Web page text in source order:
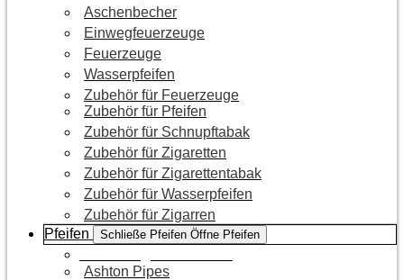
Aschenbecher
Einwegfeuerzeuge
Feuerzeuge
Wasserpfeifen
Zubehör für Feuerzeuge
Zubehör für Pfeifen
Zubehör für Schnupftabak
Zubehör für Zigaretten
Zubehör für Zigarettentabak
Zubehör für Wasserpfeifen
Zubehör für Zigarren
Pfeifen
Schließe Pfeifen Öffne Pfeifen
Ashton Pipes